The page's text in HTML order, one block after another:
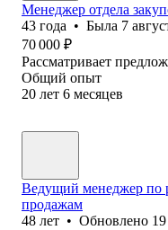
Менеджер отдела
43 года • Была 7
70 000 ₽
Рассматривает
Общий опыт
20 лет 6 месяцев
Ведущий менеджер по
продажам
48 лет • Обновлено